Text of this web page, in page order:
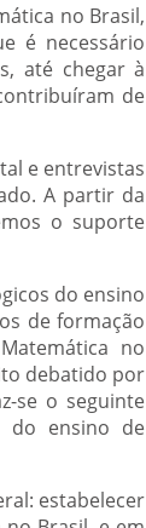
no Brasil,
é necessário
até chegar à
de
e entrevistas
A partir da
o suporte
do ensino
de formação
no
debatido por
se o seguinte
do ensino de
estabelecer